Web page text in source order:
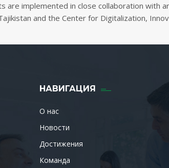
are implemented in close collaboration with
and the Center for Digitalization,
НАВИГАЦИЯ
О нас
Новости
Достижения
Команда